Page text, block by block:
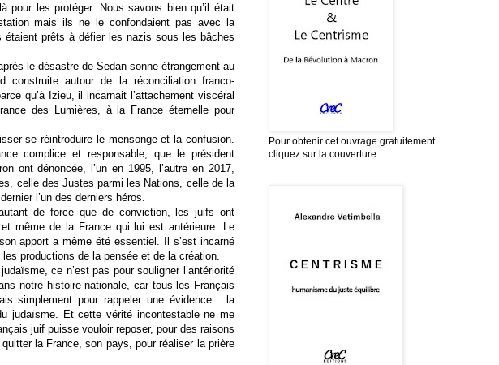
pour les protéger. Nous savons bien qu’il était
mais ils ne le confondaient pas avec la
prêts à défier les nazis sous les bâches
le désastre de Sedan sonne étrangement au
construite autour de la réconciliation franco-
qu’à Izieu, il incarnait l’attachement viscéral
des Lumières, à la France éternelle pour
se réintroduire le mensonge et la confusion.
complice et responsable, que le président
ont dénoncée, l’un en 1995, l’autre en 2017,
celle des Justes parmi les Nations, celle de la
l’un des derniers héros.
de force que de conviction, les juifs ont
même de la France qui lui est antérieure. Le
apport a même été essentiel. Il s’est incarné
productions de la pensée et de la création.
ce n’est pas pour souligner l’antériorité
notre histoire nationale, car tous les Français
simplement pour rappeler une évidence : la
judaïsme.
Et cette vérité incontestable ne me
juif puisse vouloir reposer, pour des raisons
la France, son pays, pour réaliser la prière
Pour obtenir cet ouvrage gratuitement
cliquez sur la couverture